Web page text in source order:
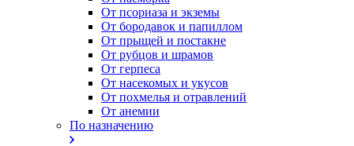
Oт псориаза и экземы
От бородавок и папиллом
От прыщей и постакне
От рубцов и шрамов
От герпеса
От насекомых и укусов
От похмелья и отравлений
От анемии
По назначению